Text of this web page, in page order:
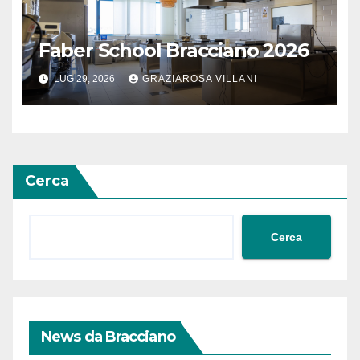
Faber School Bracciano 2026
LUG 29, 2026 GRAZIAROSA VILLANI
Cerca
Cerca
News da Bracciano